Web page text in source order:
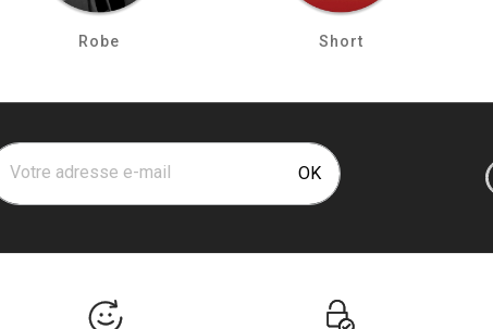
Robe Short
Votre adresse e-mail OK